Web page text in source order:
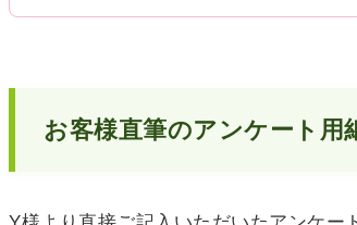
お客様直筆のアンケート用